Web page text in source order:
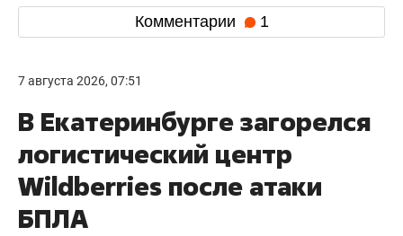
Комментарии 1
7 августа 2026, 07:51
В Екатеринбурге загорелся
логистический центр
Wildberries после атаки
БПЛА